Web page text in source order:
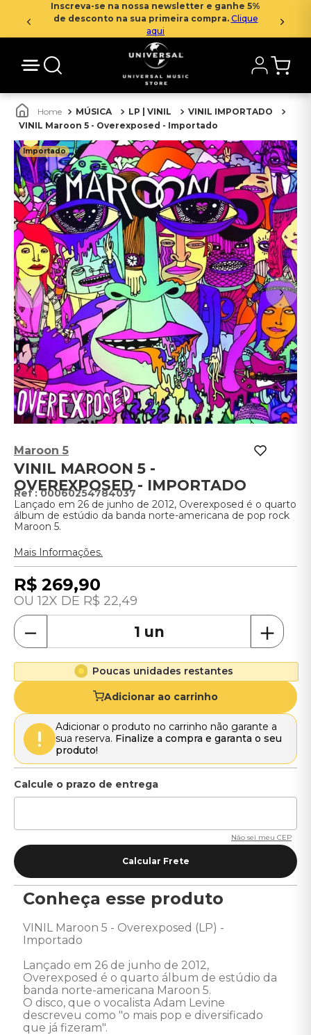
Inscreva-se na nossa newsletter e ganhe 5%
de desconto na sua primeira compra. Clique
aqui
MÚSICA LP | VINIL
VINIL IMPORTADO
VINIL Maroon 5 - Overexposed - Importado
Importado
Maroon 5
VINIL MAROON 5 -
OVEREXPOSED - IMPORTADO
:00060254784037
Lançado em 26 de junho de 2012, Overexposed é o quarto
álbum de estúdio da banda norte-americana de pop rock
Maroon 5.
Mais Informações.
R$ 269,90
12 R$ 22,49
＋
－
Poucas unidades restantes
Adicionar ao carrinho
Adicionar o produto no carrinho não garante a
sua reserva. Finalize a compra e garanta o seu
produto!
Não sei meu CEP
Conheça esse produto
VINIL Maroon 5 - Overexposed (LP) -
Importado
Lançado em 26 de junho de 2012,
Overexposed é o quarto álbum de estúdio da
banda norte-americana Maroon 5.
O disco, que o vocalista Adam Levine
descreveu como "o mais pop e diversificado
que já fizeram".